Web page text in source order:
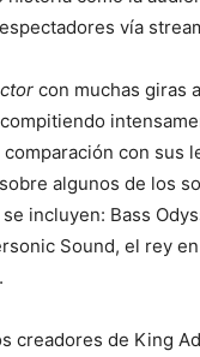
vía
con muchas giras
con sus
algunos de los
incluyen: Bass
Sound, el rey
creadores de King